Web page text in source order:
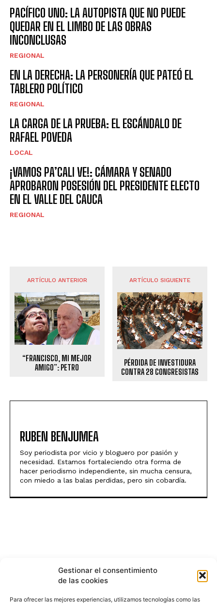
Gestionar el consentimiento
de las cookies
Para ofrecer las mejores experiencias, utilizamos tecnologías como las
PACÍFICO UNO: LA AUTOPISTA QUE NO PUEDE
QUEDAR EN EL LIMBO DE LAS OBRAS
INCONCLUSAS
REGIONAL
EN LA DERECHA: LA PERSONERÍA QUE PATEÓ EL
TABLERO POLÍTICO
REGIONAL
LA CARGA DE LA PRUEBA: EL ESCÁNDALO DE
RAFAEL POVEDA
LOCAL
¡VAMOS PA’CALI VE!: CÁMARA Y SENADO
APROBARON POSESIÓN DEL PRESIDENTE ELECTO
EN EL VALLE DEL CAUCA
REGIONAL
ARTÍCULO ANTERIOR
“FRANCISCO, MI MEJOR
AMIGO”: PETRO
ARTÍCULO SIGUIENTE
PÉRDIDA DE INVESTIDURA
CONTRA 28 CONGRESISTAS
RUBEN BENJUMEA
Soy periodista por vicio y bloguero por pasión y
necesidad. Estamos fortaleciendo otra forma de
hacer periodismo independiente, sin mucha censura,
con miedo a las balas perdidas, pero sin cobardía.